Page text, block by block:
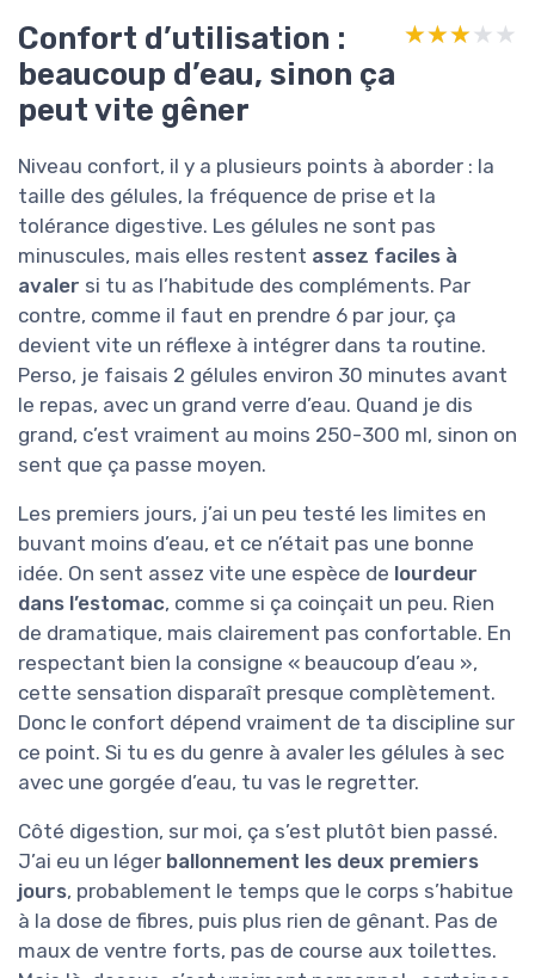
Confort d’utilisation :
beaucoup d’eau, sinon ça
peut vite gêner
★★★★★
★★★★★
Niveau confort, il y a plusieurs points à aborder : la
taille des gélules, la fréquence de prise et la
tolérance digestive. Les gélules ne sont pas
minuscules, mais elles restent assez faciles à
avaler si tu as l’habitude des compléments. Par
contre, comme il faut en prendre 6 par jour, ça
devient vite un réflexe à intégrer dans ta routine.
Perso, je faisais 2 gélules environ 30 minutes avant
le repas, avec un grand verre d’eau. Quand je dis
grand, c’est vraiment au moins 250-300 ml, sinon on
sent que ça passe moyen.
Les premiers jours, j’ai un peu testé les limites en
buvant moins d’eau, et ce n’était pas une bonne
idée. On sent assez vite une espèce de lourdeur
dans l’estomac, comme si ça coinçait un peu. Rien
de dramatique, mais clairement pas confortable. En
respectant bien la consigne « beaucoup d’eau »,
cette sensation disparaît presque complètement.
Donc le confort dépend vraiment de ta discipline sur
ce point. Si tu es du genre à avaler les gélules à sec
avec une gorgée d’eau, tu vas le regretter.
Côté digestion, sur moi, ça s’est plutôt bien passé.
J’ai eu un léger ballonnement les deux premiers
jours, probablement le temps que le corps s’habitue
à la dose de fibres, puis plus rien de gênant. Pas de
maux de ventre forts, pas de course aux toilettes.